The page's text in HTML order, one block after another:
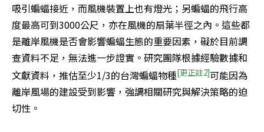
吸引蝙蝠接近，而風機裝置上也有燈光；另蝙蝠的飛行高
度最高可到3000公尺，亦在風機的扇葉半徑之內。這些都
是離岸風機是否會影響蝙蝠生態的重要因素，礙於目前調
查資料不足，無法進一步證實。研究團隊根據經驗數據和
文獻資料，推估至少1/3的台灣蝙蝠物種[更正註2]可能因為
離岸風場的建設受到影響，強調相關研究與解決策略的迫
切性。